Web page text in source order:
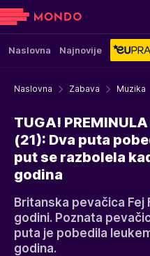
Naslovna Najnovije
Naslovna Zabava Muzika
TUGA!
(21): Dva puta
put se razbolela
godina
Britanska pevačica Fej
godini. Poznata
puta je pobedila
godina.